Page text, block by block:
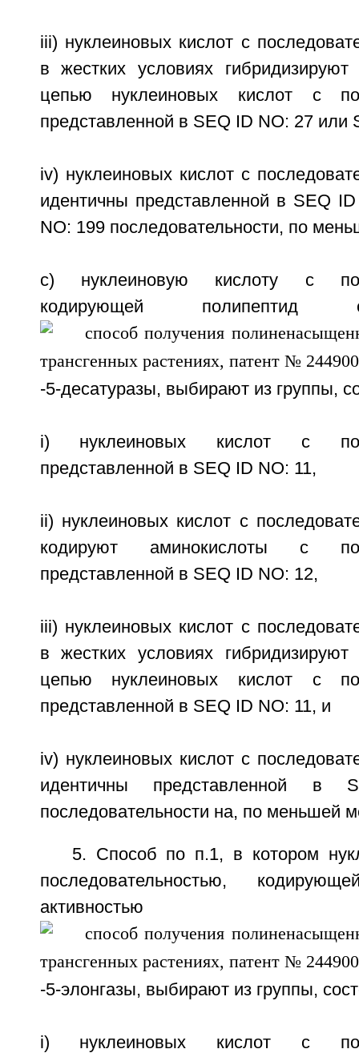
iii) нуклеиновых кислот с
в жестких условиях
цепью нуклеиновых кислот с
представленной в SEQ ID NO: 27 или
iv) нуклеиновых кислот с
идентичны представленной в SEQ
NO: 199 последовательности, по
с) нуклеиновую кислоту с
кодирующей полипептид
-5-десатуразы, выбирают из группы,
i) нуклеиновых кислот с
представленной в SEQ ID NO: 11,
ii) нуклеиновых кислот с
кодируют аминокислоты с
представленной в SEQ ID NO: 12,
iii) нуклеиновых кислот с
в жестких условиях
цепью нуклеиновых кислот с
представленной в SEQ ID NO: 11, и
iv) нуклеиновых кислот с
идентичны представленной
последовательности на, по меньшей
5. Способ по п.1, в котором
последовательностью,
активностью
-5-элонгазы, выбирают из группы,
i) нуклеиновых кислот с